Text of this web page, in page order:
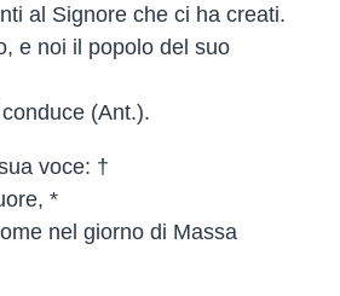
al Signore che ci ha creati.
e noi il popolo del suo
(Ant.).
voce: †
*
nel giorno di Massa